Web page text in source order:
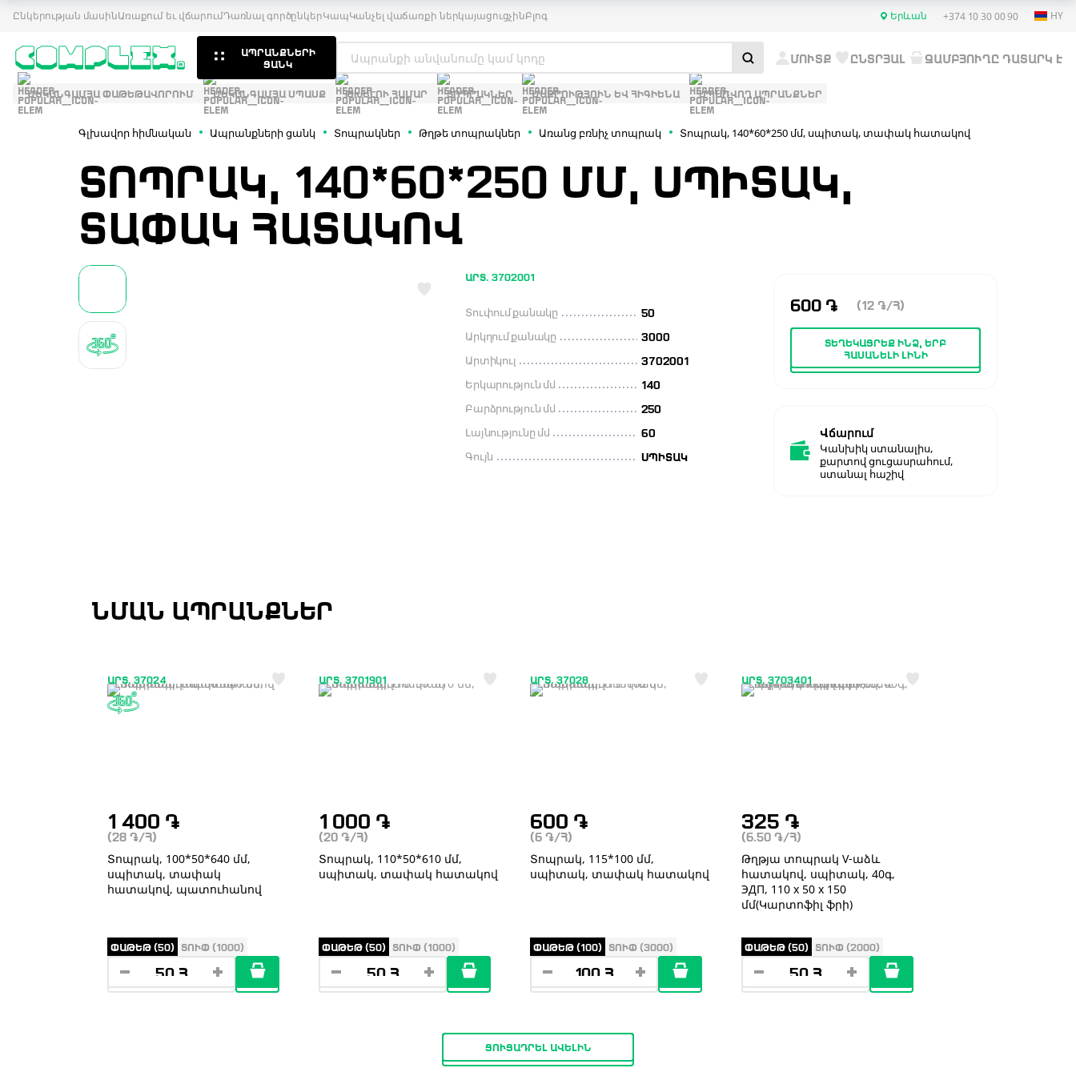
Ընկերության մասինԱռաքում եւ վճարումԴառնալ գործընկերԿապԿանչել վաճառքի ներկայացուցչինԲլոգ Երևան +374 10 30 00 90 HY
ԱՊՐԱՆՔՆԵՐԻ
ՑԱՆԿ
ՄՈՒՏՔ ԸՆՏՐՅԱԼ ԶԱՄԲՅՈՒՂԸ ԴԱՏԱՐԿ Է
ՄԵԿԱՆԳԱՄՅԱ ՓԱԹԵԹԱՎՈՐՈՒՄ ՄԵԿԱՆԳԱՄՅԱ ՍՊԱՍՔ ԹԽԵԼՈՒ ՀԱՄԱՐ ՏՈՊՐԱԿՆԵՐ ՄԱՔՐՈՒԹՅՈՒՆ ԵՎ ՀԻԳԻԵՆԱ ՍՊԱՌՎՈՂ ԱՊՐԱՆՔՆԵՐ
Գլխավոր հիմնական Ապրանքների ցանկ Տոպրակներ Թղթե տոպրակներ Առանց բռնիչ տոպրակ Տոպրակ, 140*60*250 մմ, սպիտակ, տափակ հատակով
ՏՈՊՐԱԿ, 140*60*250 ՄՄ, ՍՊԻՏԱԿ,
ՏԱՓԱԿ ՀԱՏԱԿՈՎ
600 ֏ (12 ֏ /Հ)
ՏԵՂԵԿԱՑՐԵՔ ԻՆՁ, ԵՐԲ
ՀԱՍԱՆԵԼԻ ԼԻՆԻ
Վճարում
Կանխիկ ստանալիս,
քարտով ցուցասրահում,
ստանալ հաշիվ
ԱՐՏ. 3702001
Տուփում քանակը 50
Արկղում քանակը 3000
Արտիկուլ 3702001
Երկարություն մմ 140
Բարձրություն մմ 250
Լայնությունը մմ 60
Գույն ՍՊԻՏԱԿ
ՆՄԱՆ ԱՊՐԱՆՔՆԵՐ
ԱՐՏ. 37024
1 400 ֏
(28 ֏ /Հ)
Տոպրակ, 100*50*640 մմ,
սպիտակ, տափակ
հատակով, պատուհանով
ՓԱԹԵԹ (50) ՏՈՒՓ (1000)
ԱՐՏ. 3701901
1 000 ֏
(20 ֏ /Հ)
Տոպրակ, 110*50*610 մմ,
սպիտակ, տափակ հատակով
ՓԱԹԵԹ (50) ՏՈՒՓ (1000)
ԱՐՏ. 37028
600 ֏
(6 ֏ /Հ)
Տոպրակ, 115*100 մմ,
սպիտակ, տափակ հատակով
ՓԱԹԵԹ (100) ՏՈՒՓ (3000)
ԱՐՏ. 3703401
325 ֏
(6.50 ֏ /Հ)
Թղթյա տոպրակ V-աձև
հատակով, սպիտակ, 40գ,
ЭДП, 110 х 50 х 150
մմ(Կարտոֆիլ ֆրի)
ՓԱԹԵԹ (50) ՏՈՒՓ (2000)
ՑՈՒՑԱԴՐԵԼ ԱՎԵԼԻՆ